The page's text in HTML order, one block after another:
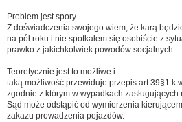
....
Problem jest spory.
Z doświadczenia swojego wiem, że karą
na pół roku i nie spotkałem się osobiście z
prawko z jakichkolwiek powodów socjalnych.
Teoretycznie jest to możliwe i
taką możliwość przewiduje przepis art.39§1
zgodnie z którym w wypadkach
Sąd może odstąpić od wymierzenia
zakazu prowadzenia pojazdów.